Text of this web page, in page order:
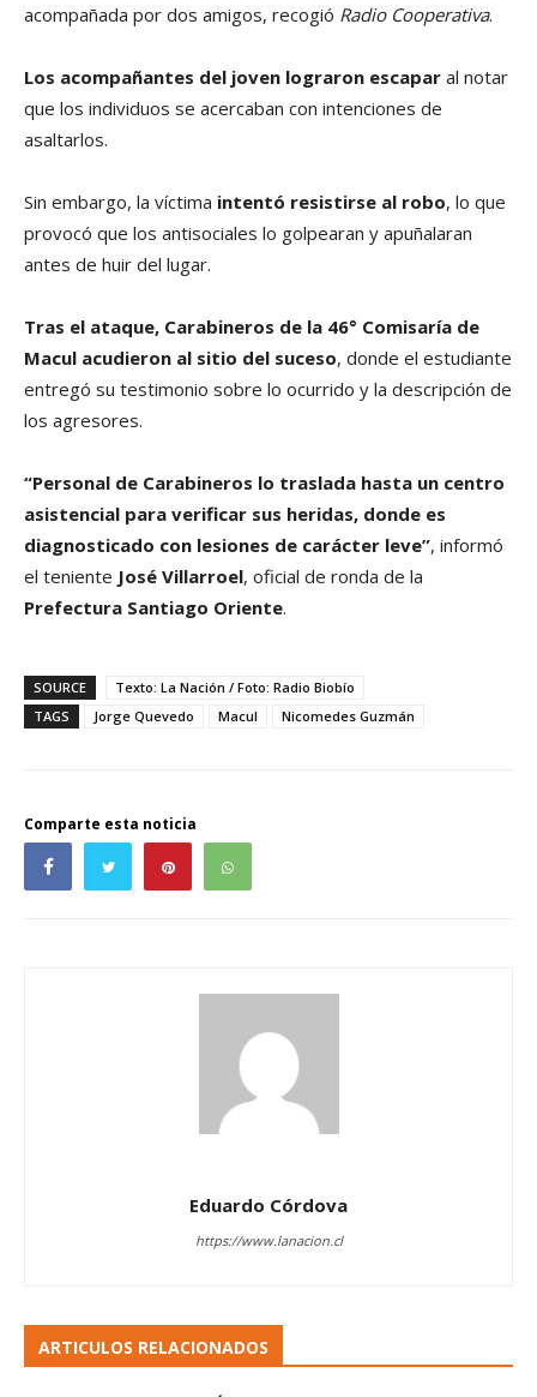
acompañada por dos amigos, recogió Radio Cooperativa.
Los acompañantes del joven lograron escapar al notar
que los individuos se acercaban con intenciones de
asaltarlos.
Sin embargo, la víctima intentó resistirse al robo, lo que
provocó que los antisociales lo golpearan y apuñalaran
antes de huir del lugar.
Tras el ataque, Carabineros de la 46° Comisaría de
Macul acudieron al sitio del suceso, donde el estudiante
entregó su testimonio sobre lo ocurrido y la descripción de
los agresores.
“Personal de Carabineros lo traslada hasta un centro
asistencial para verificar sus heridas, donde es
diagnosticado con lesiones de carácter leve”, informó
el teniente José Villarroel, oficial de ronda de la
Prefectura Santiago Oriente.
SOURCE
Texto: La Nación / Foto: Radio Biobío
TAGS
Jorge Quevedo Macul Nicomedes Guzmán
Comparte esta noticia
Eduardo Córdova
https://www.lanacion.cl
ARTICULOS RELACIONADOS